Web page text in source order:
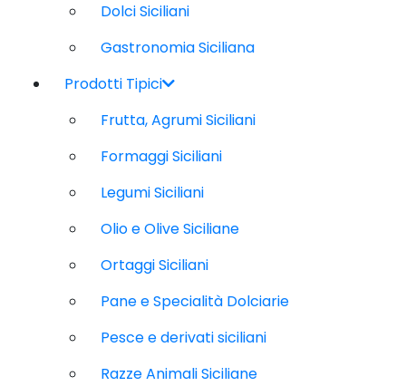
Dolci Siciliani
Gastronomia Siciliana
Prodotti Tipici
Frutta, Agrumi Siciliani
Formaggi Siciliani
Legumi Siciliani
Olio e Olive Siciliane
Ortaggi Siciliani
Pane e Specialità Dolciarie
Pesce e derivati siciliani
Razze Animali Siciliane